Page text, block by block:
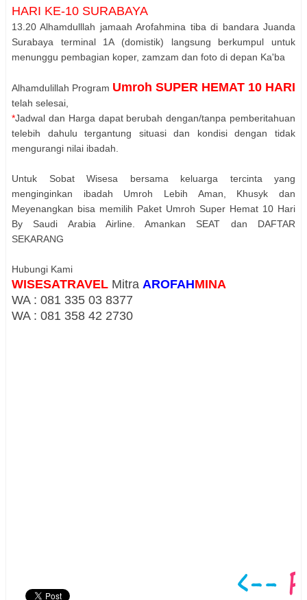
HARI KE-10 SURABAYA
13.20 Alhamdulllah jamaah Arofahmina tiba di bandara Juanda
Surabaya terminal 1A (domistik) langsung berkumpul untuk
menunggu pembagian koper, zamzam dan foto di depan Ka'ba
Alhamdulillah Program Umroh SUPER HEMAT 10 HARI
telah selesai,
*Jadwal dan Harga dapat berubah dengan/tanpa pemberitahuan
telebih dahulu tergantung situasi dan kondisi dengan tidak
mengurangi nilai ibadah.
Untuk Sobat Wisesa bersama keluarga tercinta yang
menginginkan ibadah Umroh Lebih Aman, Khusyk dan
Meyenangkan bisa memilih Paket Umroh Super Hemat 10 Hari
By Saudi Arabia Airline. Amankan SEAT dan DAFTAR
SEKARANG
Hubungi Kami
WISESATRAVEL Mitra AROFAHMINA
WA : 081 335 03 8377
WA : 081 358 42 2730